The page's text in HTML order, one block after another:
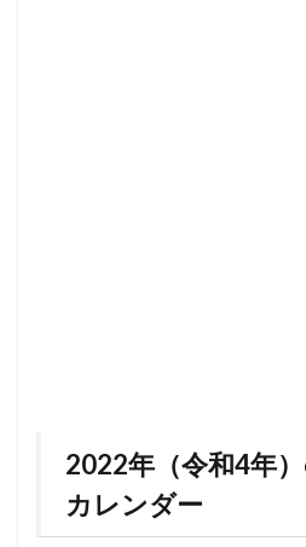
2022年（令和4年
カレンダー